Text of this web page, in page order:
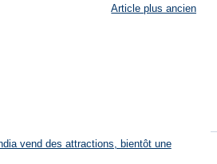
Article plus ancien
vend des attractions, bientôt une